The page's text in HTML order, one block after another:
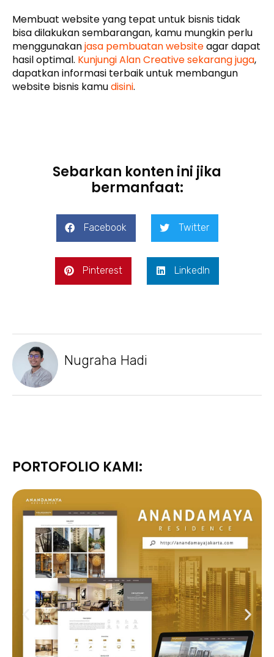
Membuat website yang tepat untuk bisnis tidak
bisa dilakukan sembarangan, kamu mungkin perlu
menggunakanjasa pembuatan websiteagar dapat
hasil optimal. Kunjungi Alan Creative sekarang juga,
dapatkan informasi terbaik untuk membangun
website bisnis kamudisini.
Sebarkan konten ini jika
bermanfaat:
Facebook Twitter
Pinterest LinkedIn
Nugraha Hadi
PORTOFOLIO KAMI: